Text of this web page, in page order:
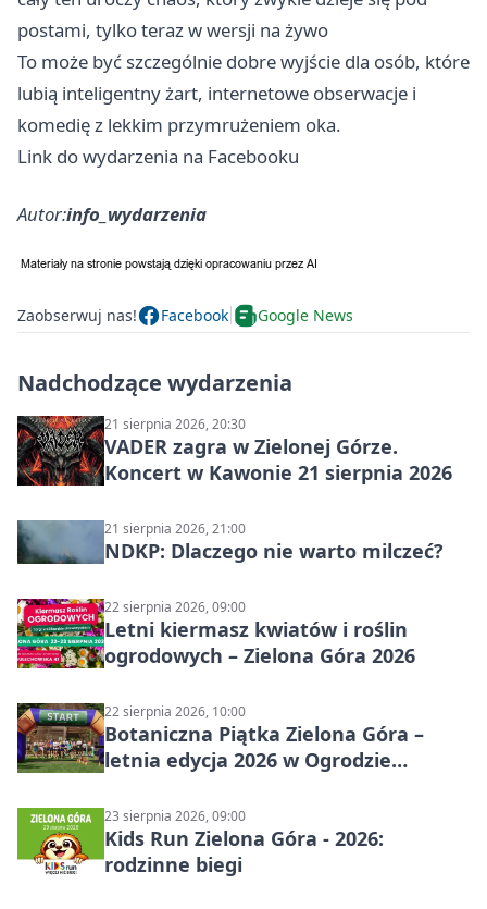
postami, tylko teraz w wersji na żywo
To może być szczególnie dobre wyjście dla osób, które
lubią inteligentny żart, internetowe obserwacje i
komedię z lekkim przymrużeniem oka.
Link do wydarzenia na Facebooku
Autor:info_wydarzenia
Zaobserwuj nas! Facebook Google News
Nadchodzące wydarzenia
21 sierpnia 2026, 20:30
VADER zagra w Zielonej Górze.
Koncert w Kawonie 21 sierpnia 2026
21 sierpnia 2026, 21:00
NDKP: Dlaczego nie warto milczeć?
22 sierpnia 2026, 09:00
Letni kiermasz kwiatów i roślin
ogrodowych – Zielona Góra 2026
22 sierpnia 2026, 10:00
Botaniczna Piątka Zielona Góra –
letnia edycja 2026 w Ogrodzie
23 sierpnia 2026, 09:00
Kids Run Zielona Góra - 2026:
rodzinne biegi